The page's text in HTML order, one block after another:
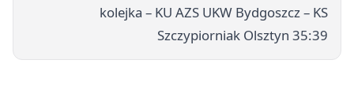
kolejka – KU AZS UKW Bydgoszcz – KS
Szczypiorniak Olsztyn 35:39